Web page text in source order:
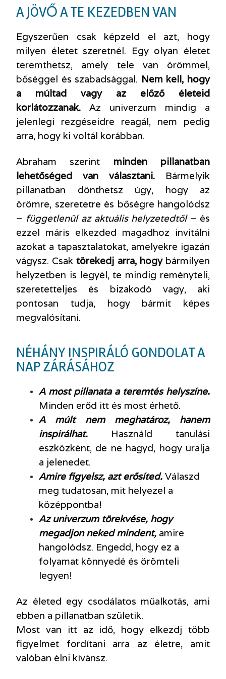
A JÖVŐ A TE KEZEDBEN VAN
Egyszerűen csak képzeld el azt, hogy
milyen életet szeretnél. Egy olyan életet
teremthetsz, amely tele van örömmel,
bőséggel és szabadsággal. Nem kell, hogy
a múltad vagy az előző életeid
korlátozzanak. Az univerzum mindig a
jelenlegi rezgéseidre reagál, nem pedig
arra, hogy ki voltál korábban.
Abraham szerint minden pillanatban
lehetőséged van választani. Bármelyik
pillanatban dönthetsz úgy, hogy az
örömre, szeretetre és bőségre hangolódsz
– függetlenül az aktuális helyzetedtől– és
ezzel máris elkezded magadhoz invitálni
azokat a tapasztalatokat, amelyekre igazán
vágysz. Csaktörekedj arra, hogybármilyen
helyzetben is legyél, te mindig reményteli,
szeretetteljes és bizakodó vagy, aki
pontosan tudja, hogy bármit képes
megvalósítani.
NÉHÁNY INSPIRÁLÓ GONDOLAT A
NAP ZÁRÁSÁHOZ
A most pillanata a teremtés helyszíne.
Minden erőd itt és most érhető.
A múlt nem meghatároz, hanem
inspirálhat. Használd tanulási
eszközként, de ne hagyd, hogy uralja
a jelenedet.
Amire figyelsz, azt erősíted. Válaszd
meg tudatosan, mit helyezel a
középpontba!
Az univerzum törekvése, hogy
megadjon neked mindent, amire
hangolódsz. Engedd, hogy ez a
folyamat könnyedé és örömteli
legyen!
Az életed egy csodálatos műalkotás, ami
ebben a pillanatban születik.
Most van itt az idő, hogy elkezdj több
figyelmet fordítani arra az életre, amit
valóban élni kívánsz.